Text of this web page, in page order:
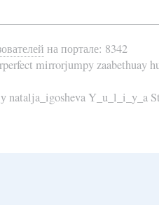
на портале: 8342
mirrorjumpy zaabethuay
у natalja_igosheva Y_u_l_i_y_a